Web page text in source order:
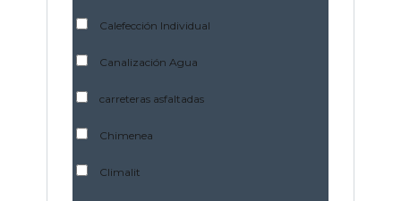
Calefección Individual
Canalización Agua
carreteras asfaltadas
Chimenea
Climalit